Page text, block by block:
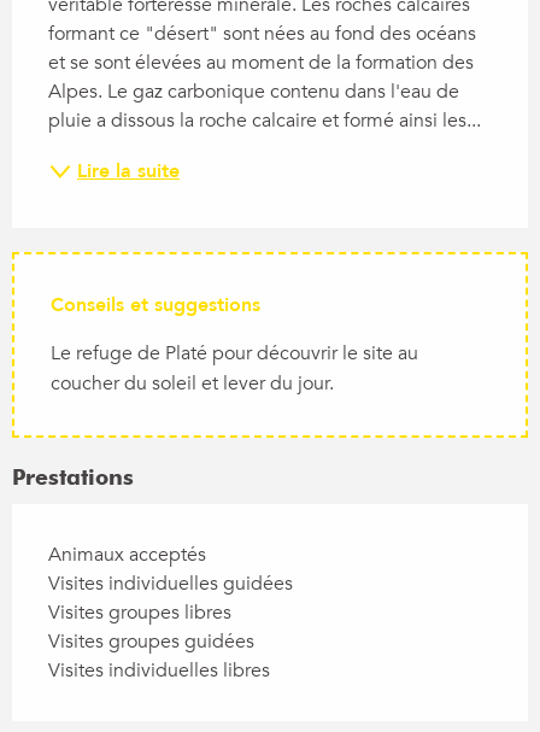
formant ce "désert" sont nées au fond des océans
et se sont élevées au moment de la formation des
Alpes. Le gaz carbonique contenu dans l'eau de
pluie a dissous la roche calcaire et formé ainsi les...
Lire la suite
Conseils et suggestions
Le refuge de Platé pour découvrir le site au
coucher du soleil et lever du jour.
Prestations
Animaux acceptés
Visites individuelles guidées
Visites groupes libres
Visites groupes guidées
Visites individuelles libres